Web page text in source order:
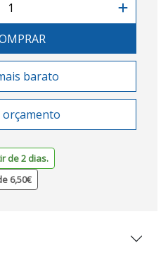
barato
de 2 dias.
6,50€